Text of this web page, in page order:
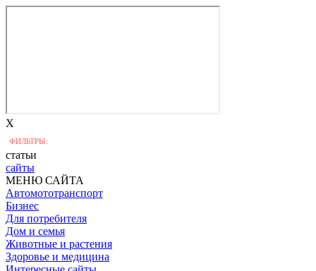
X
ФИЛЬТРЫ:
статьи
сайты
МЕНЮ САЙТА
Автомототранспорт
Бизнес
Для потребителя
Дом и семья
Животные и растения
Здоровье и медицина